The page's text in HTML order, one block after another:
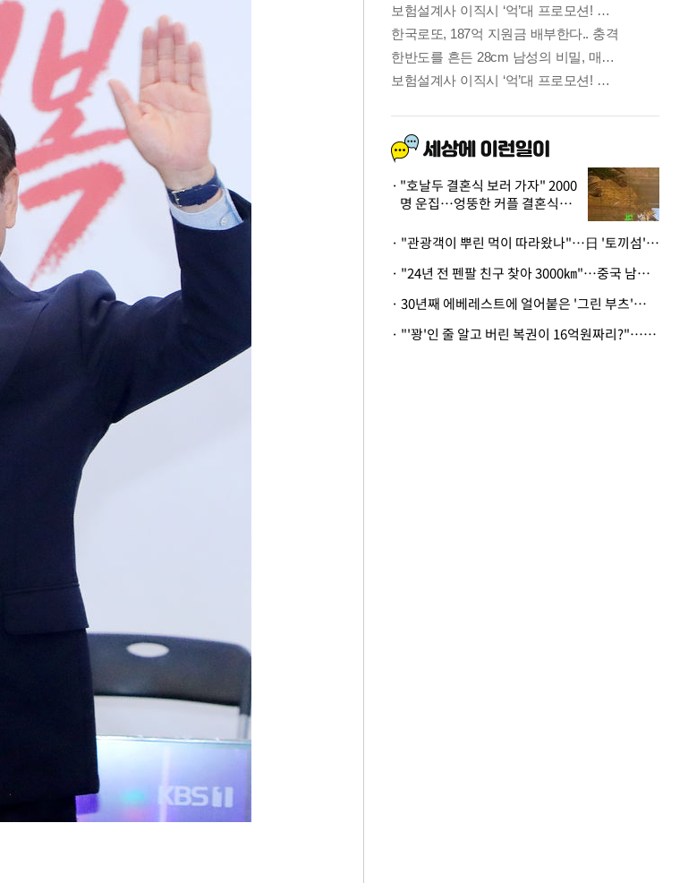
"호날두 결혼식 보러 가자" 2000
명 운집…엉뚱한 커플 결혼식에
· "관광객이 뿌린 먹이 따라왔나"…日 '토끼섬' 멧돼지, 토끼까지 사냥
· "24년 전 펜팔 친구 찾아 3000㎞"…중국 남성 사연에 '뭉클'
· 30년째 에베레스트에 얼어붙은 '그린 부츠'…드디어 가족 품으로
· "'꽝'인 줄 알고 버린 복권이 16억원짜리?"…극적으로 되찾은 사연